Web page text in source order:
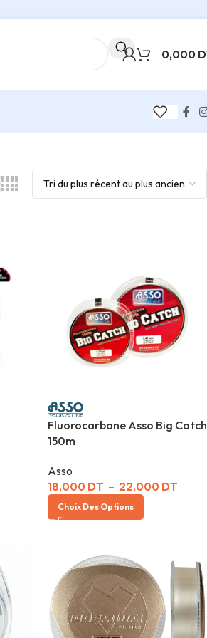
0,000
Fluorocarbone Asso Big Catch
150m
Asso
18,000 DT – 22,000 DT
Choix Des Options